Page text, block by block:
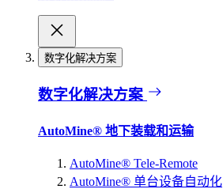
数字化解决方案
数字化解决方案
AutoMine® 地下装载和运输
AutoMine® Tele-Remote
AutoMine® 单台设备自动化